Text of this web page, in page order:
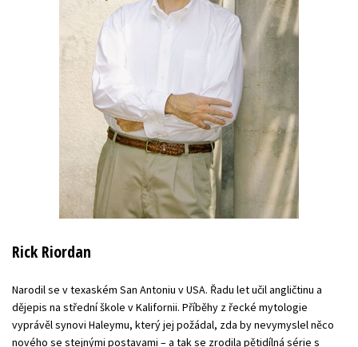
Rick Riordan
Narodil se v texaském San Antoniu v USA. Řadu let učil angličtinu a
dějepis na střední škole v Kalifornii. Příběhy z řecké mytologie
vyprávěl synovi Haleymu, který jej požádal, zda by nevymyslel něco
nového se stejnými postavami – a tak se zrodila pětidílná série s